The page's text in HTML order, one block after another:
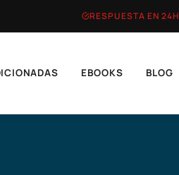
RESPUESTA EN 24H
EBOOKS BLOG